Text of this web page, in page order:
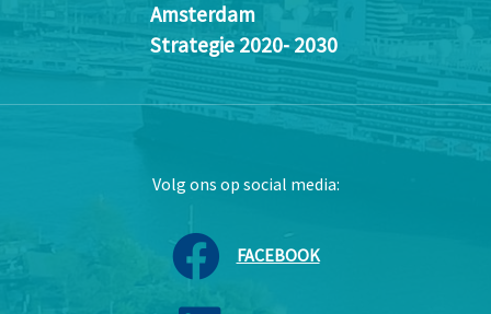
Amsterdam
Strategie 2020- 2030
Volg ons op social media:
FACEBOOK